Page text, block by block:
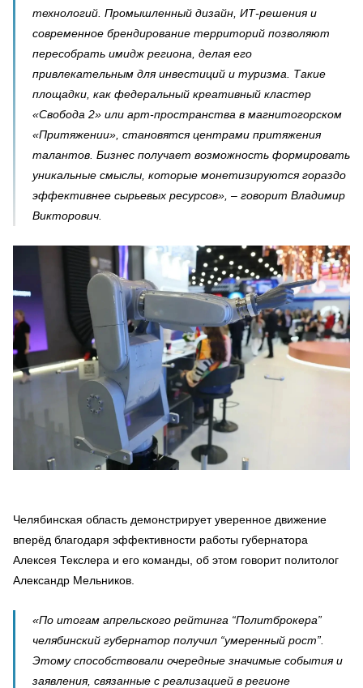
технологий. Промышленный дизайн, ИТ-решения и
современное брендирование территорий позволяют
пересобрать имидж региона, делая его
привлекательным для инвестиций и туризма. Такие
площадки, как федеральный креативный кластер
«Свобода 2» или арт-пространства в магнитогорском
«Притяжении», становятся центрами притяжения
талантов. Бизнес получает возможность формировать
уникальные смыслы, которые монетизируются гораздо
эффективнее сырьевых ресурсов», – говорит Владимир
Викторович.
Челябинская область демонстрирует уверенное движение
вперёд благодаря эффективности работы губернатора
Алексея Текслера и его команды, об этом говорит политолог
Александр Мельников.
«По итогам апрельского рейтинга “Политброкера”
челябинский губернатор получил “умеренный рост”.
Этому способствовали очередные значимые события и
заявления, связанные с реализацией в регионе